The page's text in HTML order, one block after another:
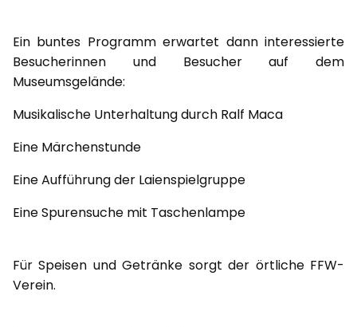
Ein buntes Programm erwartet dann interessierte
Besucherinnen und Besucher auf dem
Museumsgelände:
Musikalische Unterhaltung durch Ralf Maca
Eine Märchenstunde
Eine Aufführung der Laienspielgruppe
Eine Spurensuche mit Taschenlampe
Für Speisen und Getränke sorgt der örtliche FFW-
Verein.